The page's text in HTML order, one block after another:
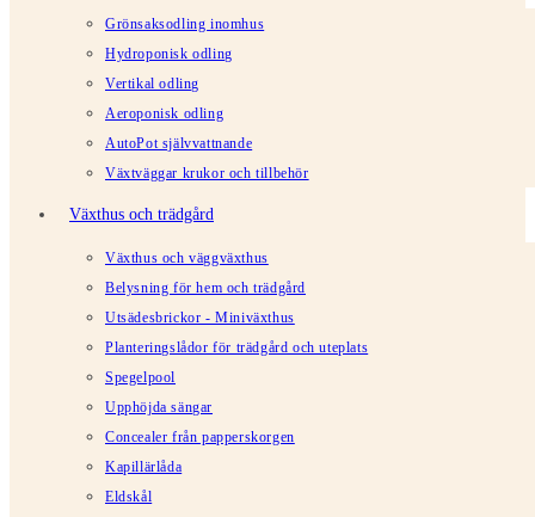
Grönsaksodling inomhus
Hydroponisk odling
Vertikal odling
Aeroponisk odling
AutoPot självvattnande
Växtväggar krukor och tillbehör
Växthus och trädgård
Växthus och väggväxthus
Belysning för hem och trädgård
Utsädesbrickor - Miniväxthus
Planteringslådor för trädgård och uteplats
Spegelpool
Upphöjda sängar
Concealer från papperskorgen
Kapillärlåda
Eldskål